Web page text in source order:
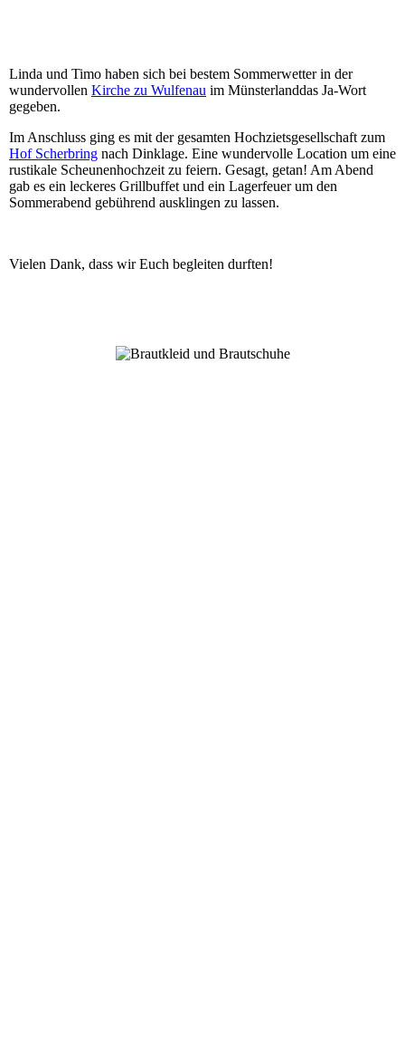
Linda und Timo haben sich bei bestem Sommerwetter in der
wundervollen Kirche zu Wulfenau im Münsterlanddas Ja-Wort
gegeben.
Im Anschluss ging es mit der gesamten Hochzietsgesellschaft zum
Hof Scherbring nach Dinklage. Eine wundervolle Location um eine
rustikale Scheunenhochzeit zu feiern. Gesagt, getan! Am Abend
gab es ein leckeres Grillbuffet und ein Lagerfeuer um den
Sommerabend gebührend ausklingen zu lassen.
Vielen Dank, dass wir Euch begleiten durften!